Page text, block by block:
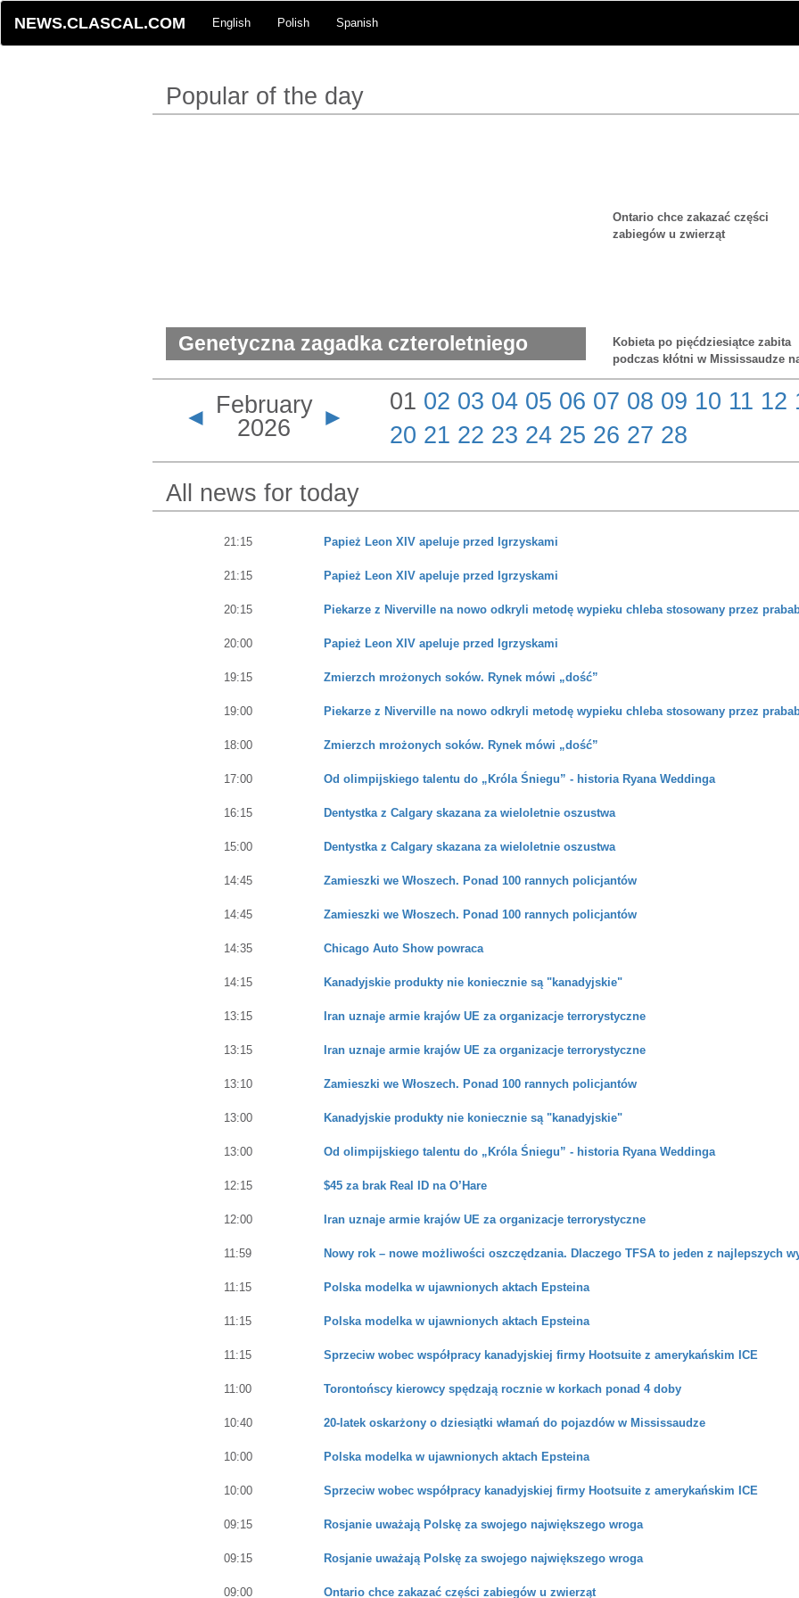
NEWS.CLASCAL.COM English Polish Spanish
Popular of the day
Genetyczna zagadka czteroletniego
chłopca z Vaughan
Ontario chce zakazać części
zabiegów u zwierząt
Kobieta po pięćdziesiątce zabita
podczas kłótni w Mississaudze
plazie przy Dundas i Dixie
◄ February
2026
►
01 02 03 04 05 06 07 08 09 10 11 12
20 21 22 23 24 25 26 27 28
All news for today
21:15 Papież Leon XIV apeluje przed Igrzyskami
21:15 Papież Leon XIV apeluje przed Igrzyskami
20:15 Piekarze z Niverville na nowo odkryli metodę wypieku chleba stosowany przez
20:00 Papież Leon XIV apeluje przed Igrzyskami
19:15 Zmierzch mrożonych soków. Rynek mówi „dość”
19:00 Piekarze z Niverville na nowo odkryli metodę wypieku chleba stosowany przez
18:00 Zmierzch mrożonych soków. Rynek mówi „dość”
17:00 Od olimpijskiego talentu do „Króla Śniegu” - historia Ryana Weddinga
16:15 Dentystka z Calgary skazana za wieloletnie oszustwa
15:00 Dentystka z Calgary skazana za wieloletnie oszustwa
14:45 Zamieszki we Włoszech. Ponad 100 rannych policjantów
14:45 Zamieszki we Włoszech. Ponad 100 rannych policjantów
14:35 Chicago Auto Show powraca
14:15 Kanadyjskie produkty nie koniecznie są "kanadyjskie"
13:15 Iran uznaje armie krajów UE za organizacje terrorystyczne
13:15 Iran uznaje armie krajów UE za organizacje terrorystyczne
13:10 Zamieszki we Włoszech. Ponad 100 rannych policjantów
13:00 Kanadyjskie produkty nie koniecznie są "kanadyjskie"
13:00 Od olimpijskiego talentu do „Króla Śniegu” - historia Ryana Weddinga
12:15 $45 za brak Real ID na O’Hare
12:00 Iran uznaje armie krajów UE za organizacje terrorystyczne
11:59 Nowy rok – nowe możliwości oszczędzania. Dlaczego TFSA to jeden z najlepszych
11:15 Polska modelka w ujawnionych aktach Epsteina
11:15 Polska modelka w ujawnionych aktach Epsteina
11:15 Sprzeciw wobec współpracy kanadyjskiej firmy Hootsuite z amerykańskim ICE
11:00 Torontońscy kierowcy spędzają rocznie w korkach ponad 4 doby
10:40 20-latek oskarżony o dziesiątki włamań do pojazdów w Mississaudze
10:00 Polska modelka w ujawnionych aktach Epsteina
10:00 Sprzeciw wobec współpracy kanadyjskiej firmy Hootsuite z amerykańskim ICE
09:15 Rosjanie uważają Polskę za swojego największego wroga
09:15 Rosjanie uważają Polskę za swojego największego wroga
09:00 Ontario chce zakazać części zabiegów u zwierząt